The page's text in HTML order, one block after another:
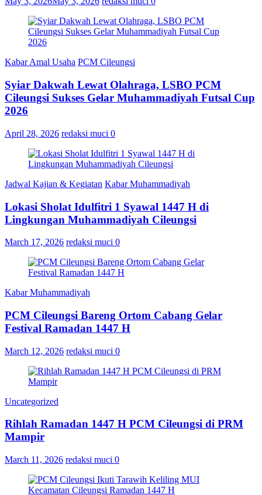
Kabar Amal Usaha PCM Cileungsi
Syiar Dakwah Lewat Olahraga, LSBO PCM
Cileungsi Sukses Gelar Muhammadiyah Futsal Cup
2026
April 28, 2026 redaksi muci 0
Jadwal Kajian & Kegiatan Kabar Muhammadiyah
Lokasi Sholat Idulfitri 1 Syawal 1447 H di
Lingkungan Muhammadiyah Cileungsi
March 17, 2026 redaksi muci 0
Kabar Muhammadiyah
PCM Cileungsi Bareng Ortom Cabang Gelar
Festival Ramadan 1447 H
March 12, 2026 redaksi muci 0
Uncategorized
Rihlah Ramadan 1447 H PCM Cileungsi di PRM
Mampir
March 11, 2026 redaksi muci 0